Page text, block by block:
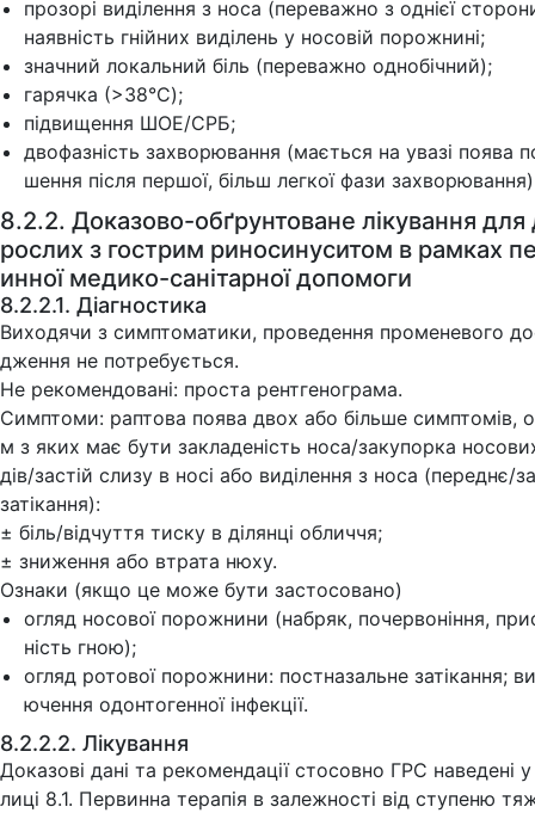
прозорі виділення з носа (переважно з однієї
наявність гнійних виділень у носовій порожнині;
значний локальний біль (переважно однобічний);
гарячка (>38°C);
підвищення ШОЕ/СРБ;
двофазність захворювання (мається на увазі поява
шення після першої, більш легкої фази
8.2.2. Доказово-обґрунтоване лікування для
рослих з гострим риносинуситом в рамках
инної медико-санітарної допомоги
8.2.2.1. Діагностика
Виходячи з симптоматики, проведення променевого
дження не потребується.
Не рекомендовані: проста рентгенограма.
Симптоми: раптова поява двох або більше симптомів,
м з яких має бути закладеність носа/закупорка
дів/застій слизу в носі або виділення з носа (переднє/
затікання):
± біль/відчуття тиску в ділянці обличчя;
± зниження або втрата нюху.
Ознаки (якщо це може бути застосовано)
огляд носової порожнини (набряк, почервоніння,
ність гною);
огляд ротової порожнини: постназальне затікання;
ючення одонтогенної інфекції.
8.2.2.2. Лікування
Доказові дані та рекомендації стосовно ГРС наведені
лиці 8.1. Первинна терапія в залежності від ступеню